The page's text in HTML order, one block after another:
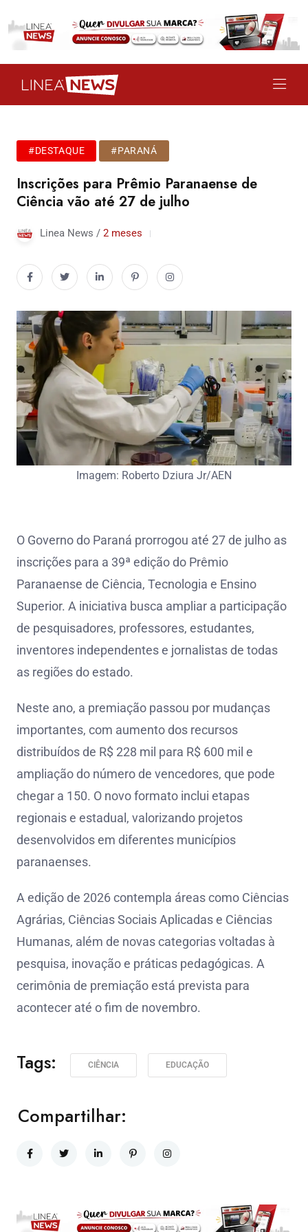
#DESTAQUE #PARANÁ
Inscrições para Prêmio Paranaense de
Ciência vão até 27 de julho
Linea News / 2 meses
Imagem: Roberto Dziura Jr/AEN
O Governo do Paraná prorrogou até 27 de julho as
inscrições para a 39ª edição do Prêmio
Paranaense de Ciência, Tecnologia e Ensino
Superior. A iniciativa busca ampliar a participação
de pesquisadores, professores, estudantes,
inventores independentes e jornalistas de todas
as regiões do estado.
Neste ano, a premiação passou por mudanças
importantes, com aumento dos recursos
distribuídos de R$ 228 mil para R$ 600 mil e
ampliação do número de vencedores, que pode
chegar a 150. O novo formato inclui etapas
regionais e estadual, valorizando projetos
desenvolvidos em diferentes municípios
paranaenses.
A edição de 2026 contempla áreas como Ciências
Agrárias, Ciências Sociais Aplicadas e Ciências
Humanas, além de novas categorias voltadas à
pesquisa, inovação e práticas pedagógicas. A
cerimônia de premiação está prevista para
acontecer até o fim de novembro.
Tags: CIÊNCIA EDUCAÇÃO
Compartilhar: